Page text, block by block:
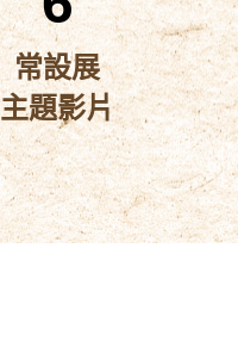
常設展
主題影片